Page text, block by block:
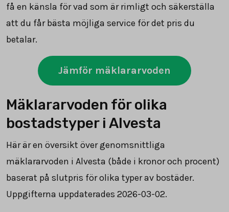
få en känsla för vad som är rimligt och säkerställa
att du får bästa möjliga service för det pris du
betalar.
Jämför mäklararvoden
Mäklararvoden för olika
bostadstyper i Alvesta
Här är en översikt över genomsnittliga
mäklararvoden i Alvesta (både i kronor och procent)
baserat på slutpris för olika typer av bostäder.
Uppgifterna uppdaterades 2026-03-02.